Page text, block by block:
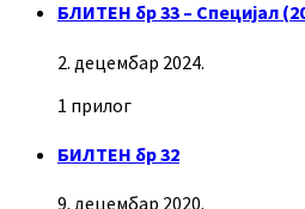
БЛИТЕН бр 33 – Специјал
2. децембар 2024.
1 прилог
БИЛТЕН бр 32
9. децембар 2020.